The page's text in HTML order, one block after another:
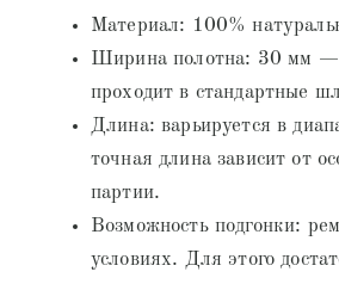
Материал: 100%
Ширина полотна: 30 мм —
проходит в стандартные
Длина: варьируется в
точная длина зависит от
партии.
Возможность подгонки:
условиях. Для этого